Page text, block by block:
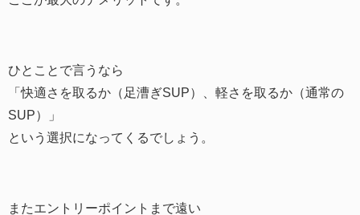
ひとことで言うなら
「快適さを取るか（足漕ぎSUP）、軽さを取るか（通常の
SUP）」
という選択になってくるでしょう。
またエントリーポイントまで遠い